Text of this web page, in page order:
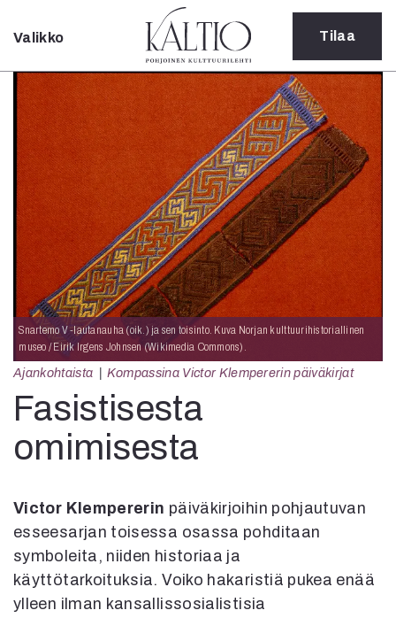
Sulje
Kategoriat
Verkkoartikkeli
Teatteri
Tanssi
Tanssi
Sarjakuva
Sámegillii
Pääkirjoitus
Paperilehdestä
Oulu2026
Näyttelyt
Musiikki
Levyt
Kuvataide
Kirjat
In English
Esitystaide
Lehdet
4/2026
2–3/2026
1/2026
6/2025
Valikko Tilaa
Snartemo V -lautanauha (oik.) ja sen toisinto. Kuva Norjan kulttuurihistoriallinen
museo / Eirik Irgens Johnsen (Wikimedia Commons).
Ajankohtaista Kompassina Victor Klempererin päiväkirjat
Fasistisesta
omimisesta
Victor Klempererin päiväkirjoihin pohjautuvan
esseesarjan toisessa osassa pohditaan
symboleita, niiden historiaa ja
käyttötarkoituksia. Voiko hakaristiä pukea enää
ylleen ilman kansallissosialistisia